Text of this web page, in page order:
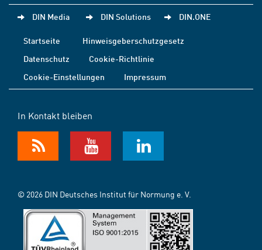
DIN Media DIN Solutions DIN.ONE
Startseite
Hinweisgeberschutzgesetz
Datenschutz
Cookie-Richtlinie
Cookie-Einstellungen
Impressum
In Kontakt bleiben
© 2026 DIN Deutsches Institut für Normung e. V.